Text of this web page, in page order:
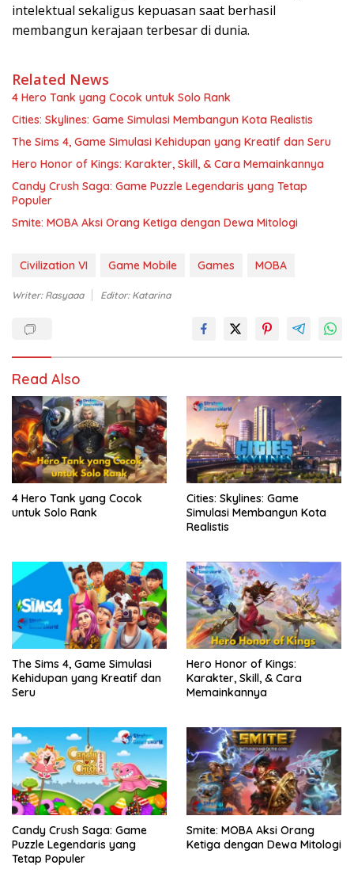
intelektual sekaligus kepuasan saat berhasil
membangun kerajaan terbesar di dunia.
Related News
4 Hero Tank yang Cocok untuk Solo Rank
Cities: Skylines: Game Simulasi Membangun Kota Realistis
The Sims 4, Game Simulasi Kehidupan yang Kreatif dan Seru
Hero Honor of Kings: Karakter, Skill, & Cara Memainkannya
Candy Crush Saga: Game Puzzle Legendaris yang Tetap
Populer
Smite: MOBA Aksi Orang Ketiga dengan Dewa Mitologi
Civilization VI Game Mobile Games MOBA
Writer: Rasyaaa Editor: Katarina
Read Also
4 Hero Tank yang Cocok
untuk Solo Rank
Cities: Skylines: Game
Simulasi Membangun Kota
Realistis
The Sims 4, Game Simulasi
Kehidupan yang Kreatif dan
Seru
Hero Honor of Kings:
Karakter, Skill, & Cara
Memainkannya
Candy Crush Saga: Game
Puzzle Legendaris yang
Tetap Populer
Smite: MOBA Aksi Orang
Ketiga dengan Dewa Mitologi